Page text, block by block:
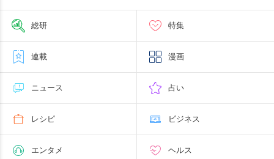
総研 特集
連載 漫画
ニュース 占い
レシピ ビジネス
エンタメ ヘルス